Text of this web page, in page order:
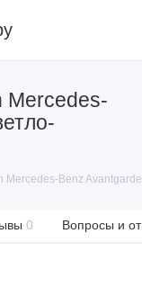
Mercedes-
Mercedes-Benz
0 Вопросы и